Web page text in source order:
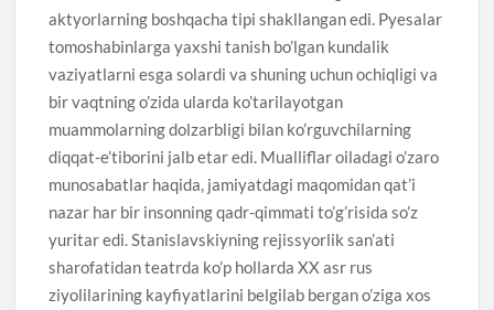
aktyorlarning boshqacha tipi shakllangan edi. Pyesalar
tomoshabinlarga yaxshi tanish bo’lgan kundalik
vaziyatlarni esga solardi va shuning uchun ochiqligi va
bir vaqtning o’zida ularda ko’tarilayotgan
muammolarning dolzarbligi bilan ko’rguvchilarning
diqqat-e’tiborini jalb etar edi. Mualliflar oiladagi o’zaro
munosabatlar haqida, jamiyatdagi maqomidan qat’i
nazar har bir insonning qadr-qimmati to’g’risida so’z
yuritar edi. Stanislavskiyning rejissyorlik san’ati
sharofatidan teatrda ko’p hollarda XX asr rus
ziyolilarining kayfiyatlarini belgilab bergan o’ziga xos